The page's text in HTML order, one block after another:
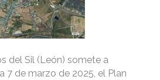
del Sil (León) somete a
7 de marzo de 2025, el Plan